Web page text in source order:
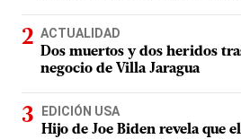
ACTUALIDAD
Dos muertos y dos heridos
negocio de Villa Jaragua
EDICIÓN USA
Hijo de Joe Biden revela que